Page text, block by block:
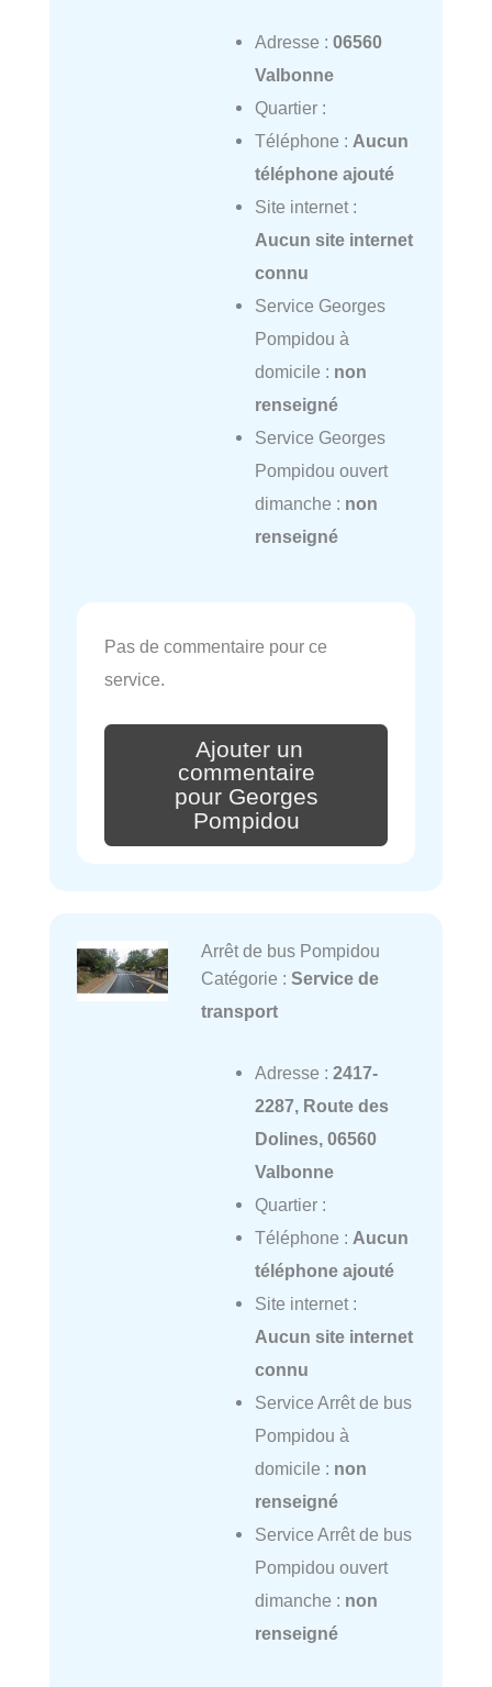
Adresse : 06560
Valbonne
Quartier :
Téléphone : Aucun
téléphone ajouté
Site internet :
Aucun site internet
connu
Service Georges
Pompidou à
domicile : non
renseigné
Service Georges
Pompidou ouvert
dimanche : non
renseigné
Pas de commentaire pour ce
service.
Ajouter un
commentaire
pour Georges
Pompidou
Arrêt de bus Pompidou
Catégorie : Service de
transport
Adresse : 2417-
2287, Route des
Dolines, 06560
Valbonne
Quartier :
Téléphone : Aucun
téléphone ajouté
Site internet :
Aucun site internet
connu
Service Arrêt de bus
Pompidou à
domicile : non
renseigné
Service Arrêt de bus
Pompidou ouvert
dimanche : non
renseigné